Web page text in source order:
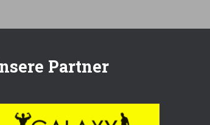
Partner